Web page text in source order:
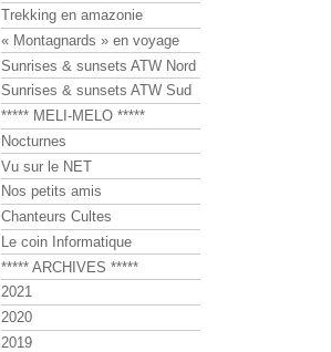
Trekking en amazonie
« Montagnards » en voyage
Sunrises & sunsets ATW Nord
Sunrises & sunsets ATW Sud
***** MELI-MELO *****
Nocturnes
Vu sur le NET
Nos petits amis
Chanteurs Cultes
Le coin Informatique
***** ARCHIVES *****
2021
2020
2019